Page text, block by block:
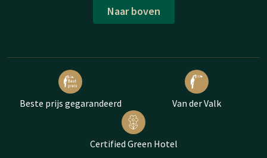
Naar boven
Beste prijs gegarandeerd Van der Valk
Certified Green Hotel